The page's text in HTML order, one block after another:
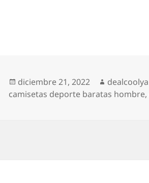
Publicado
el
diciembre 21, 2022 Autor
dealcoolya
camisetas deporte baratas hombre,